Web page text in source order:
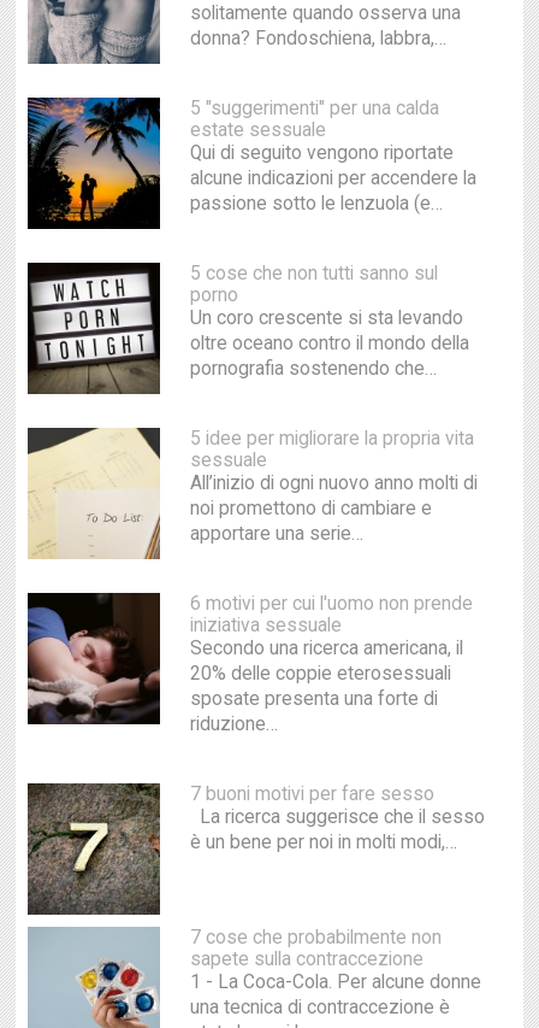
solitamente quando osserva una
donna? Fondoschiena, labbra,…
5 "suggerimenti" per una calda
estate sessuale
Qui di seguito vengono riportate
alcune indicazioni per accendere la
passione sotto le lenzuola (e…
5 cose che non tutti sanno sul
porno
Un coro crescente si sta levando
oltre oceano contro il mondo della
pornografia sostenendo che…
5 idee per migliorare la propria vita
sessuale
All’inizio di ogni nuovo anno molti di
noi promettono di cambiare e
apportare una serie…
6 motivi per cui l'uomo non prende
iniziativa sessuale
Secondo una ricerca americana, il
20% delle coppie eterosessuali
sposate presenta una forte di
riduzione…
7 buoni motivi per fare sesso
La ricerca suggerisce che il sesso
è un bene per noi in molti modi,…
7 cose che probabilmente non
sapete sulla contraccezione
1 - La Coca-Cola. Per alcune donne
una tecnica di contraccezione è